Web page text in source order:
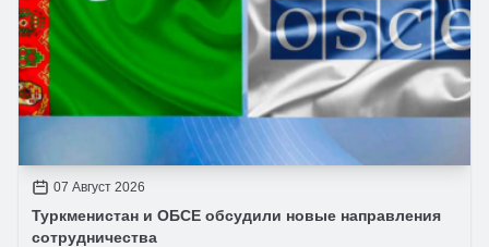
07 Август 2026
Туркменистан и ОБСЕ обсудили новые направления
сотрудничества